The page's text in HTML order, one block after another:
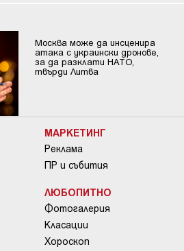
Москва може да инсценира
атака с украински дронове,
за да разклати НАТО,
твърди Литва
МАРКЕТИНГ
Реклама
ПР и събития
ЛЮБОПИТНО
Фотогалерия
Класации
Хороскоп